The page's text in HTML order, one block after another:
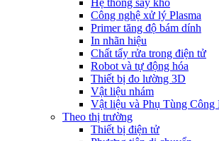
Hệ thống sấy khô
Công nghệ xử lý Plasma
Primer tăng độ bám dính
In nhãn hiệu
Chất tẩy rửa trong điện tử
Robot và tự động hóa
Thiết bị đo lường 3D
Vật liệu nhám
Vật liệu và Phụ Tùng Công
Theo thị trường
Thiết bị điện tử